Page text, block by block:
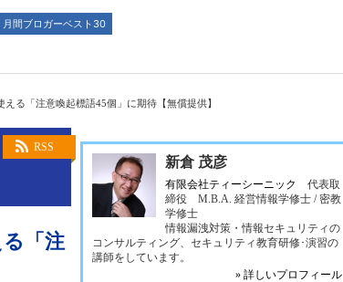
月間ブロガーベスト30
る「注意喚起標語45個」に期待【無償提供】
RSS
「注
新倉 茂彦
有限会社ティーシーニック
代表取
締役 M.B.A. 経営情報学修士 / 密教
学修士
情報漏洩対策・情報セキュリティの
コンサルティング、セキュリティ教育研修･演習の
講師をしています。
» 詳しいプロフィール